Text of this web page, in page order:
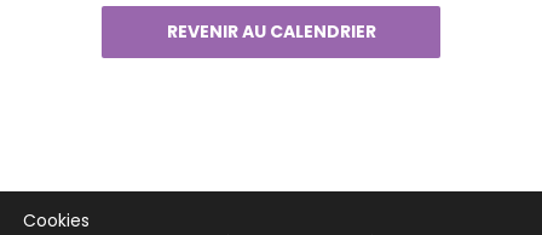
REVENIR AU CALENDRIER
Cookies